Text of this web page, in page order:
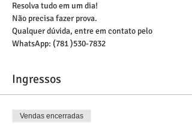
Resolva tudo em um dia!
Não precisa fazer prova.
Qualquer dúvida, entre em contato pelo
WhatsApp: (781 )530-7832
Ingressos
Vendas encerradas